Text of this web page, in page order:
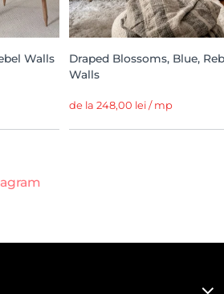
Walls
Draped Blossoms, Blue,
Walls
de la 248,00 lei / mp